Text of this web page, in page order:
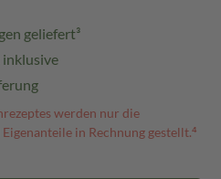
geliefert³
werden nur die
in Rechnung gestellt.⁴